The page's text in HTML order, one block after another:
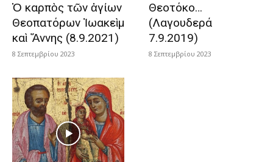
Ὁ καρπὸς τῶν ἁγίων
Θεοπατόρων Ἰωακεὶμ
καὶ Ἄννης (8.9.2021)
8 Σεπτεμβρίου 2023
Θεοτόκο…
(Λαγουδερά
7.9.2019)
8 Σεπτεμβρίου 2023